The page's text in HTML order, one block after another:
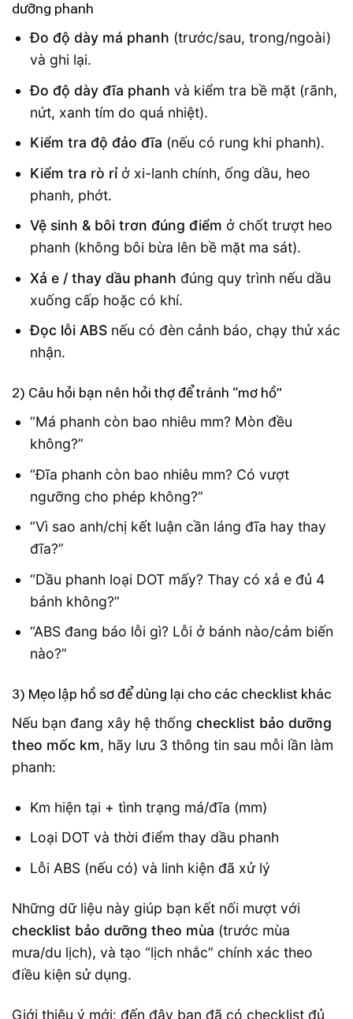
dưỡng phanh
Đo độ dày má phanh (trước/sau, trong/ngoài)
và ghi lại.
Đo độ dày đĩa phanh và kiểm tra bề mặt (rãnh,
nứt, xanh tím do quá nhiệt).
Kiểm tra độ đảo đĩa (nếu có rung khi phanh).
Kiểm tra rò rỉở xi-lanh chính, ống dầu, heo
phanh, phớt.
Vệ sinh & bôi trơn đúng điểm ở chốt trượt heo
phanh (không bôi bừa lên bề mặt ma sát).
Xả e / thay dầu phanh đúng quy trình nếu dầu
xuống cấp hoặc có khí.
Đọc lỗi ABSnếu có đèn cảnh báo, chạy thử xác
nhận.
2) Câu hỏi bạn nên hỏi thợ để tránh “mơ hồ”
“Má phanh còn bao nhiêu mm? Mòn đều
không?”
“Đĩa phanh còn bao nhiêu mm? Có vượt
ngưỡng cho phép không?”
“Vì sao anh/chị kết luận cần láng đĩa hay thay
đĩa?”
“Dầu phanh loại DOT mấy? Thay có xả e đủ 4
bánh không?”
“ABS đang báo lỗi gì? Lỗi ở bánh nào/cảm biến
nào?”
3) Mẹo lập hồ sơ để dùng lại cho các checklist khác
Nếu bạn đang xây hệ thống checklist bảo dưỡng
theo mốc km, hãy lưu 3 thông tin sau mỗi lần làm
phanh:
Km hiện tại + tình trạng má/đĩa (mm)
Loại DOT và thời điểm thay dầu phanh
Lỗi ABS (nếu có) và linh kiện đã xử lý
Những dữ liệu này giúp bạn kết nối mượt với
checklist bảo dưỡng theo mùa (trước mùa
mưa/du lịch), và tạo “lịch nhắc” chính xác theo
điều kiện sử dụng.
Giới thiệu ý mới: đến đây bạn đã có checklist đủ